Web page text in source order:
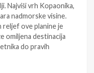
Najviši vrh Kopaonika,
nadmorske visine.
reljef ove planine je
omiljena destinacija
do pravih